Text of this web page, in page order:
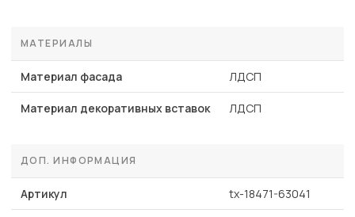
МАТЕРИАЛЫ
Материал фасада ЛДСП
Материал декоративных вставок ЛДСП
ДОП. ИНФОРМАЦИЯ
Артикул tx-18471-63041